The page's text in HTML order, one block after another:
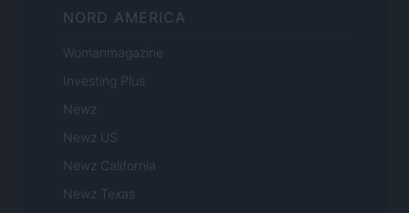
NORD AMERICA
Womanmagazine
Investing Plus
Newz
Newz US
Newz California
Newz Texas